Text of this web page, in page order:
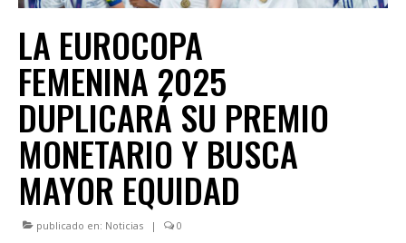
NOTICIAS
LA EUROCOPA
FEMENINA 2025
DUPLICARÁ SU PREMIO
MONETARIO Y BUSCA
MAYOR EQUIDAD
publicado en: Noticias | 0